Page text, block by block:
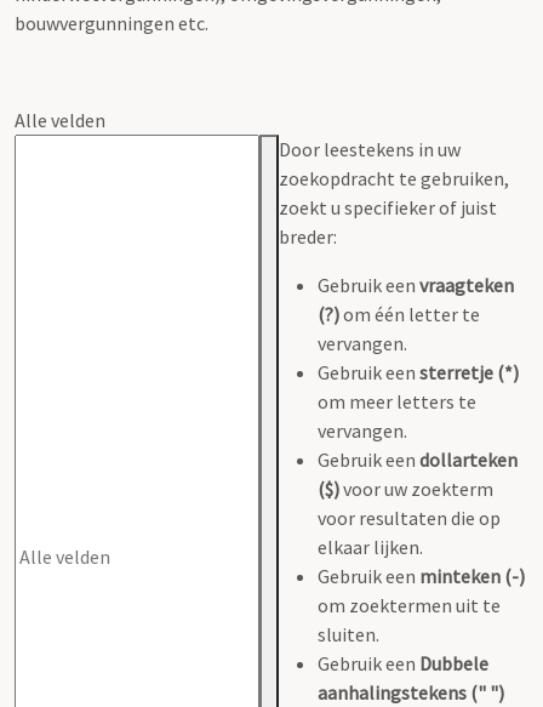
bouwvergunningen etc.
Alle velden
Door leestekens in uw
zoekopdracht te gebruiken,
zoekt u specifieker of juist
breder:
Gebruik een vraagteken
(?)om één letter te
vervangen.
Gebruik een sterretje (*)
om meer letters te
vervangen.
Gebruik een dollarteken
($)voor uw zoekterm
voor resultaten die op
elkaar lijken.
Gebruik een minteken (-)
om zoektermen uit te
sluiten.
Gebruik een Dubbele
aanhalingstekens (" ")